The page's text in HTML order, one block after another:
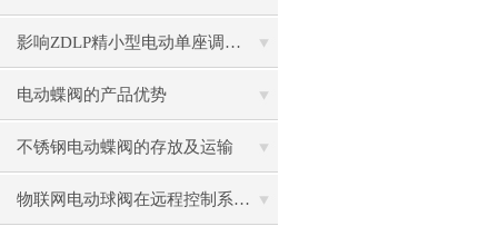
影响ZDLP精小型电动单座调节阀精度的因素
电动蝶阀的产品优势
不锈钢电动蝶阀的存放及运输
物联网电动球阀在远程控制系统中的作用